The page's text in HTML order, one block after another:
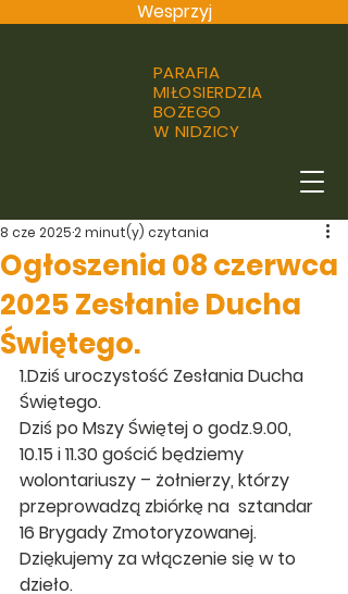
Wesprzyj
PARAFIA
MIŁOSIERDZIA
BOŻEGO
W NIDZICY
Ogłoszenia 08 czerwca
2025 Zesłanie Ducha
Świętego.
8 cze 20252 minut(y) czytania
1.Dziś uroczystość Zesłania Ducha
Świętego.
Dziś po Mszy Świętej o godz.9.00,
10.15 i 11.30 gościć będziemy
wolontariuszy – żołnierzy, którzy
przeprowadzą zbiórkę na  sztandar
16 Brygady Zmotoryzowanej.
Dziękujemy za włączenie się w to
dzieło.